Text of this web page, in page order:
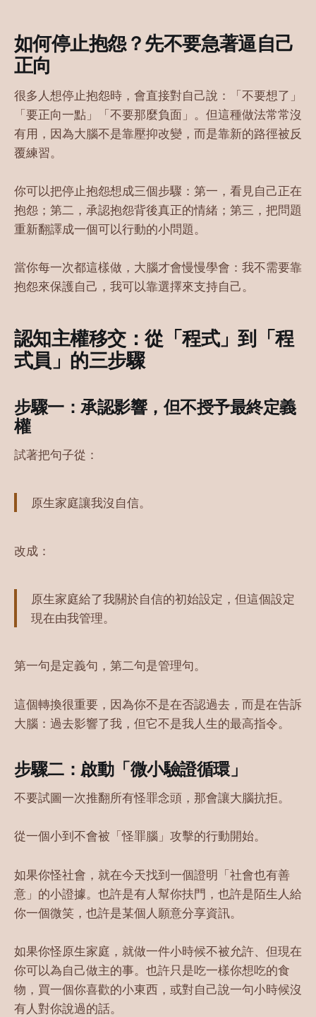
如何停止抱怨？先不要急著逼自己
正向
很多人想停止抱怨時，會直接對自己說：「不要想了」
「要正向一點」「不要那麼負面」。但這種做法常常沒
有用，因為大腦不是靠壓抑改變，而是靠新的路徑被反
覆練習。
你可以把停止抱怨想成三個步驟：第一，看見自己正在
抱怨；第二，承認抱怨背後真正的情緒；第三，把問題
重新翻譯成一個可以行動的小問題。
當你每一次都這樣做，大腦才會慢慢學會：我不需要靠
抱怨來保護自己，我可以靠選擇來支持自己。
認知主權移交：從「程式」到「程
式員」的三步驟
步驟一：承認影響，但不授予最終定義
權
試著把句子從：
原生家庭讓我沒自信。
改成：
原生家庭給了我關於自信的初始設定，但這個設定
現在由我管理。
第一句是定義句，第二句是管理句。
這個轉換很重要，因為你不是在否認過去，而是在告訴
大腦：過去影響了我，但它不是我人生的最高指令。
步驟二：啟動「微小驗證循環」
不要試圖一次推翻所有怪罪念頭，那會讓大腦抗拒。
從一個小到不會被「怪罪腦」攻擊的行動開始。
如果你怪社會，就在今天找到一個證明「社會也有善
意」的小證據。也許是有人幫你扶門，也許是陌生人給
你一個微笑，也許是某個人願意分享資訊。
如果你怪原生家庭，就做一件小時候不被允許、但現在
你可以為自己做主的事。也許只是吃一樣你想吃的食
物，買一個你喜歡的小東西，或對自己說一句小時候沒
有人對你說過的話。